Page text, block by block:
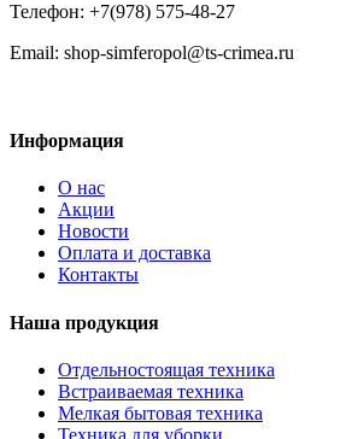
Телефон: +7(978) 575-48-27
Email: shop-simferopol@ts-crimea.ru
Информация
О нас
Акции
Новости
Оплата и доставка
Контакты
Наша продукция
Отдельностоящая техника
Встраиваемая техника
Мелкая бытовая техника
Техника для уборки